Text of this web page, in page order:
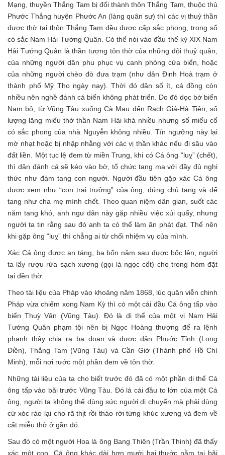
Mạng, thuyền Thắng Tam bị đổi thành thôn Thắng Tam, thuộc thủ
Phước Thắng huyện Phước An (làng quân sự) thì các vị thuỷ thần
được thờ tại thôn Thắng Tam đều được cấp sắc phong, trong số
có sắc Nam Hải Tướng Quân. Có thể nói vào đầu thế kỷ XIX Nam
Hải Tướng Quân là thần tượng tôn thờ của những đội thuỷ quân,
của những người dân phu phục vụ canh phòng cửa biển, hoặc
của những người chèo đò đưa trạm (như dân Định Hoà trạm ở
thành phố Mỹ Tho ngày nay). Thời đó dân số ít, cá đồng còn
nhiều nên nghề đánh cá biển không phát triển. Do đó dọc bờ biển
Nam bộ, từ Vũng Tàu xuống Cà Mau đến Rạch Giá-Hà Tiên, số
lượng lăng miếu thờ thần Nam Hải khá nhiều nhưng số miếu cổ
có sắc phong của nhà Nguyễn không nhiều. Tín ngưỡng này lại
mờ nhạt hoặc bị nhập nhằng với các vị thần khác nếu đi sâu vào
đất liền. Một tục lệ đem từ miền Trung, khi có Cá ông “luỵ” (chết),
thì dân đánh cá sẽ kéo vào bờ, tổ chức tang ma với đầy đủ nghi
thức như đám tang con người. Người đầu tiên gặp xác Cá ông
được xem như “con trai trưởng” của ông, đứng chủ tang và để
tang như cha mẹ mình chết. Theo quan niệm dân gian, suốt các
năm tang khó, anh ngư dân này gặp nhiều việc xúi quẩy, nhưng
người ta tin rằng sau đó anh ta có thể làm ăn phát đạt. Thế nên
khi gặp ông “luỵ” thì chẳng ai từ chối nhiệm vụ của mình.
Xác Cá ông được an táng, ba bốn năm sau được bốc lên, người
ta lấy rượu rửa sạch xương (gọi là ngọc cốt) cho trong hòm đặt
tại đền thờ.
Theo tài liệu của Pháp vào khoảng năm 1868, lúc quân viễn chinh
Pháp vừa chiếm xong Nam Kỳ thì có một cái đầu Cá ông tấp vào
biển Thuỳ Vân (Vũng Tàu). Đó là di thể của một vị Nam Hải
Tướng Quân phạm tội nên bị Ngọc Hoàng thượng đế ra lệnh
phanh thây chia ra ba đoạn và được dân Phước Tỉnh (Long
Điền), Thắng Tam (Vũng Tàu) và Cần Giờ (Thành phố Hồ Chí
Minh), mỗi nơi rước một phần đem về tôn thờ.
Những tài liệu của ta cho biết trước đó đã có một phần di thể Cá
ông tấp vào bãi trước Vũng Tàu. Đó là cái đầu to lớn của một Cá
ông, người ta không thể dùng sức người di chuyển mà phải dùng
cừ xóc rào lại cho rã thịt rồi tháo rời từng khúc xương và đem về
cất miễu thờ ở gần đó.
Sau đó có một người Hoa là ông Bang Thiên (Trần Thinh) đã thấy
xác một con Cá ông khác dài hơn mười hai thước nằm tại bãi